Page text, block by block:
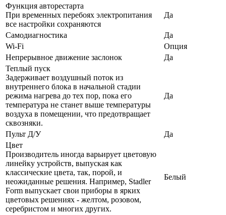
Функция авторестарта
При временных перебоях электропитания
все настройки сохраняются
Да
Самодиагностика
Да
Wi-Fi
Опция
Непрерывное движение заслонок
Да
Теплый пуск
Задерживает воздушный поток из
внутреннего блока в начальной стадии
режима нагрева до тех пор, пока его
температура не станет выше температуры
воздуха в помещении, что предотвращает
сквозняки.
Да
Пульт Д/У
Да
Цвет
Производитель иногда варьирует цветовую
линейку устройств, выпуская как
классические цвета, так, порой, и
неожиданные решения. Например, Stadler
Form выпускает свои приборы в ярких
цветовых решениях - желтом, розовом,
серебристом и многих других.
Белый